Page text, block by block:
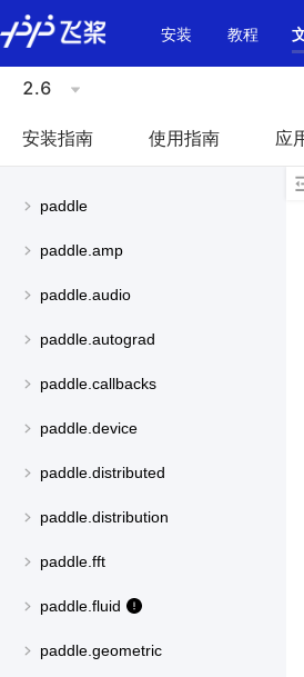
\u200E
安装
教程
2.6
安装指南 使用指南 应
paddle
paddle.amp
paddle.audio
paddle.autograd
paddle.callbacks
paddle.device
paddle.distributed
paddle.distribution
paddle.fft
paddle.fluid
paddle.geometric